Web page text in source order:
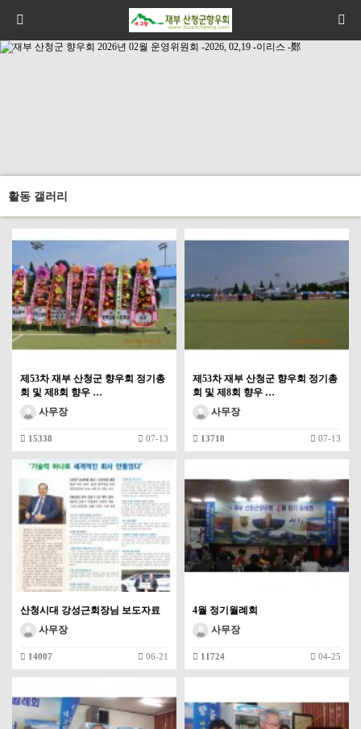
활동 갤러리
제53차 재부 산청군 향우회 정기총
회 및 제8회 향우 …
사무장
15338 07-13
제53차 재부 산청군 향우회 정기총
회 및 제8회 향우 …
사무장
13718 07-13
산청시대 강성근회장님 보도자료
사무장
14007 06-21
4월 정기월례회
사무장
11724 04-25